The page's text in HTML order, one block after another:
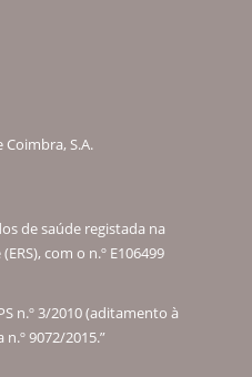
Coimbra, S.A.
de saúde registada na
com o n.º E106499
n.º 3/2010 (aditamento à
n.º 9072/2015.”